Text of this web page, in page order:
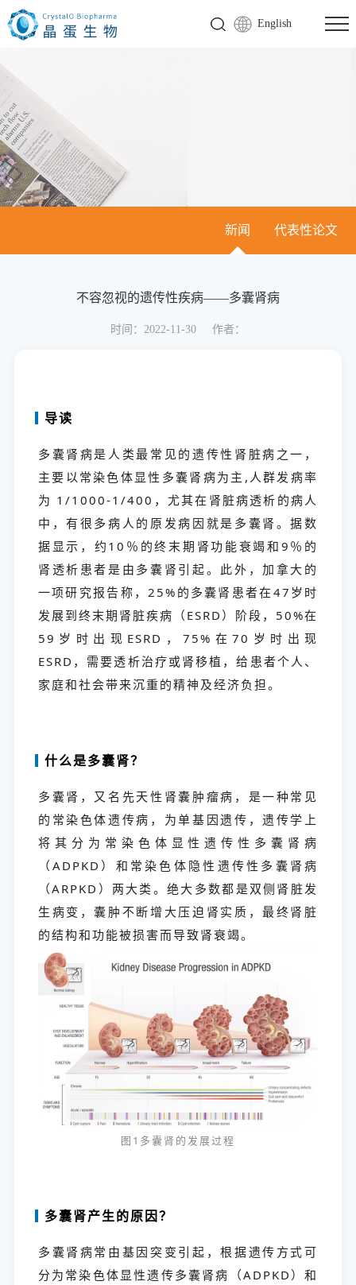
English
新闻 代表性论文
不容忽视的遗传性疾病——多囊肾病
时间：2022-11-30 作者：
导读
多囊肾病是人类最常见的遗传性肾脏病之一，
主要以常染色体显性多囊肾病为主,人群发病率
为 1/1000-1/400，尤其在肾脏病透析的病人
中，有很多病人的原发病因就是多囊肾。据数
据显示，约10％的终末期肾功能衰竭和9％的
肾透析患者是由多囊肾引起。此外，加拿大的
一项研究报告称，25%的多囊肾患者在47岁时
发展到终末期肾脏疾病（ESRD）阶段，50%在
59岁时出现ESRD，75%在70岁时出现
ESRD，需要透析治疗或肾移植，给患者个人、
家庭和社会带来沉重的精神及经济负担。
什么是多囊肾？
多囊肾，又名先天性肾囊肿瘤病，是一种常见
的常染色体遗传病，为单基因遗传，遗传学上
将其分为常染色体显性遗传性多囊肾病
（ADPKD）和常染色体隐性遗传性多囊肾病
（ARPKD）两大类。绝大多数都是双侧肾脏发
生病变，囊肿不断增大压迫肾实质，最终肾脏
的结构和功能被损害而导致肾衰竭。
图1多囊肾的发展过程
多囊肾产生的原因？
多囊肾病常由基因突变引起，根据遗传方式可
分为常染色体显性遗传多囊肾病（ADPKD）和